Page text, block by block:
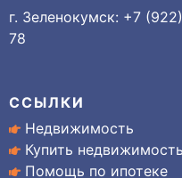
г. Зеленокумск: +7
78
ССЫЛКИ
Недвижимость
Купить недвижимость
Помощь по ипотеке